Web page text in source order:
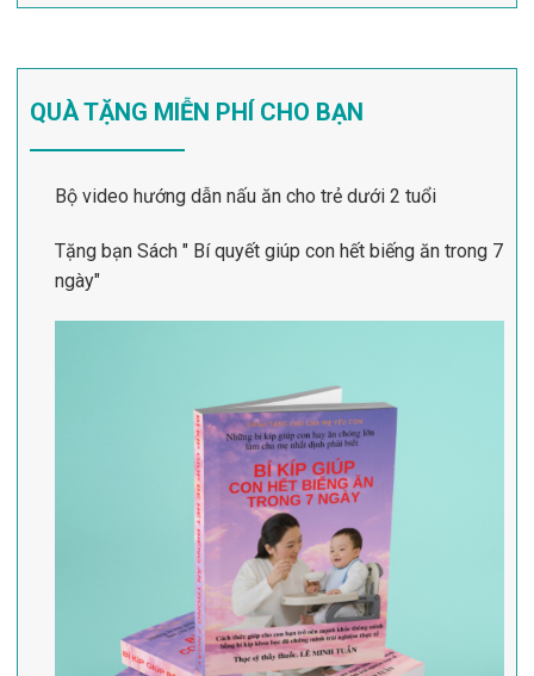
QUÀ TẶNG MIỄN PHÍ CHO BẠN
Bộ video hướng dẫn nấu ăn cho trẻ dưới 2 tuổi
Tặng bạn Sách " Bí quyết giúp con hết biếng ăn trong 7
ngày"